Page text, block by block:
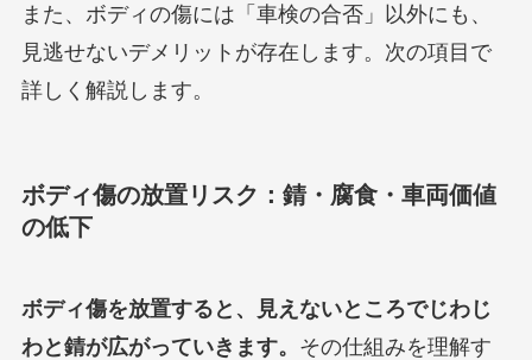
また、ボディの傷には「車検の合否」以外にも、
見逃せないデメリットが存在します。次の項目で
詳しく解説します。
ボディ傷の放置リスク：錆・腐食・車両価値
の低下
ボディ傷を放置すると、見えないところでじわじ
わと錆が広がっていきます。 その仕組みを理解す